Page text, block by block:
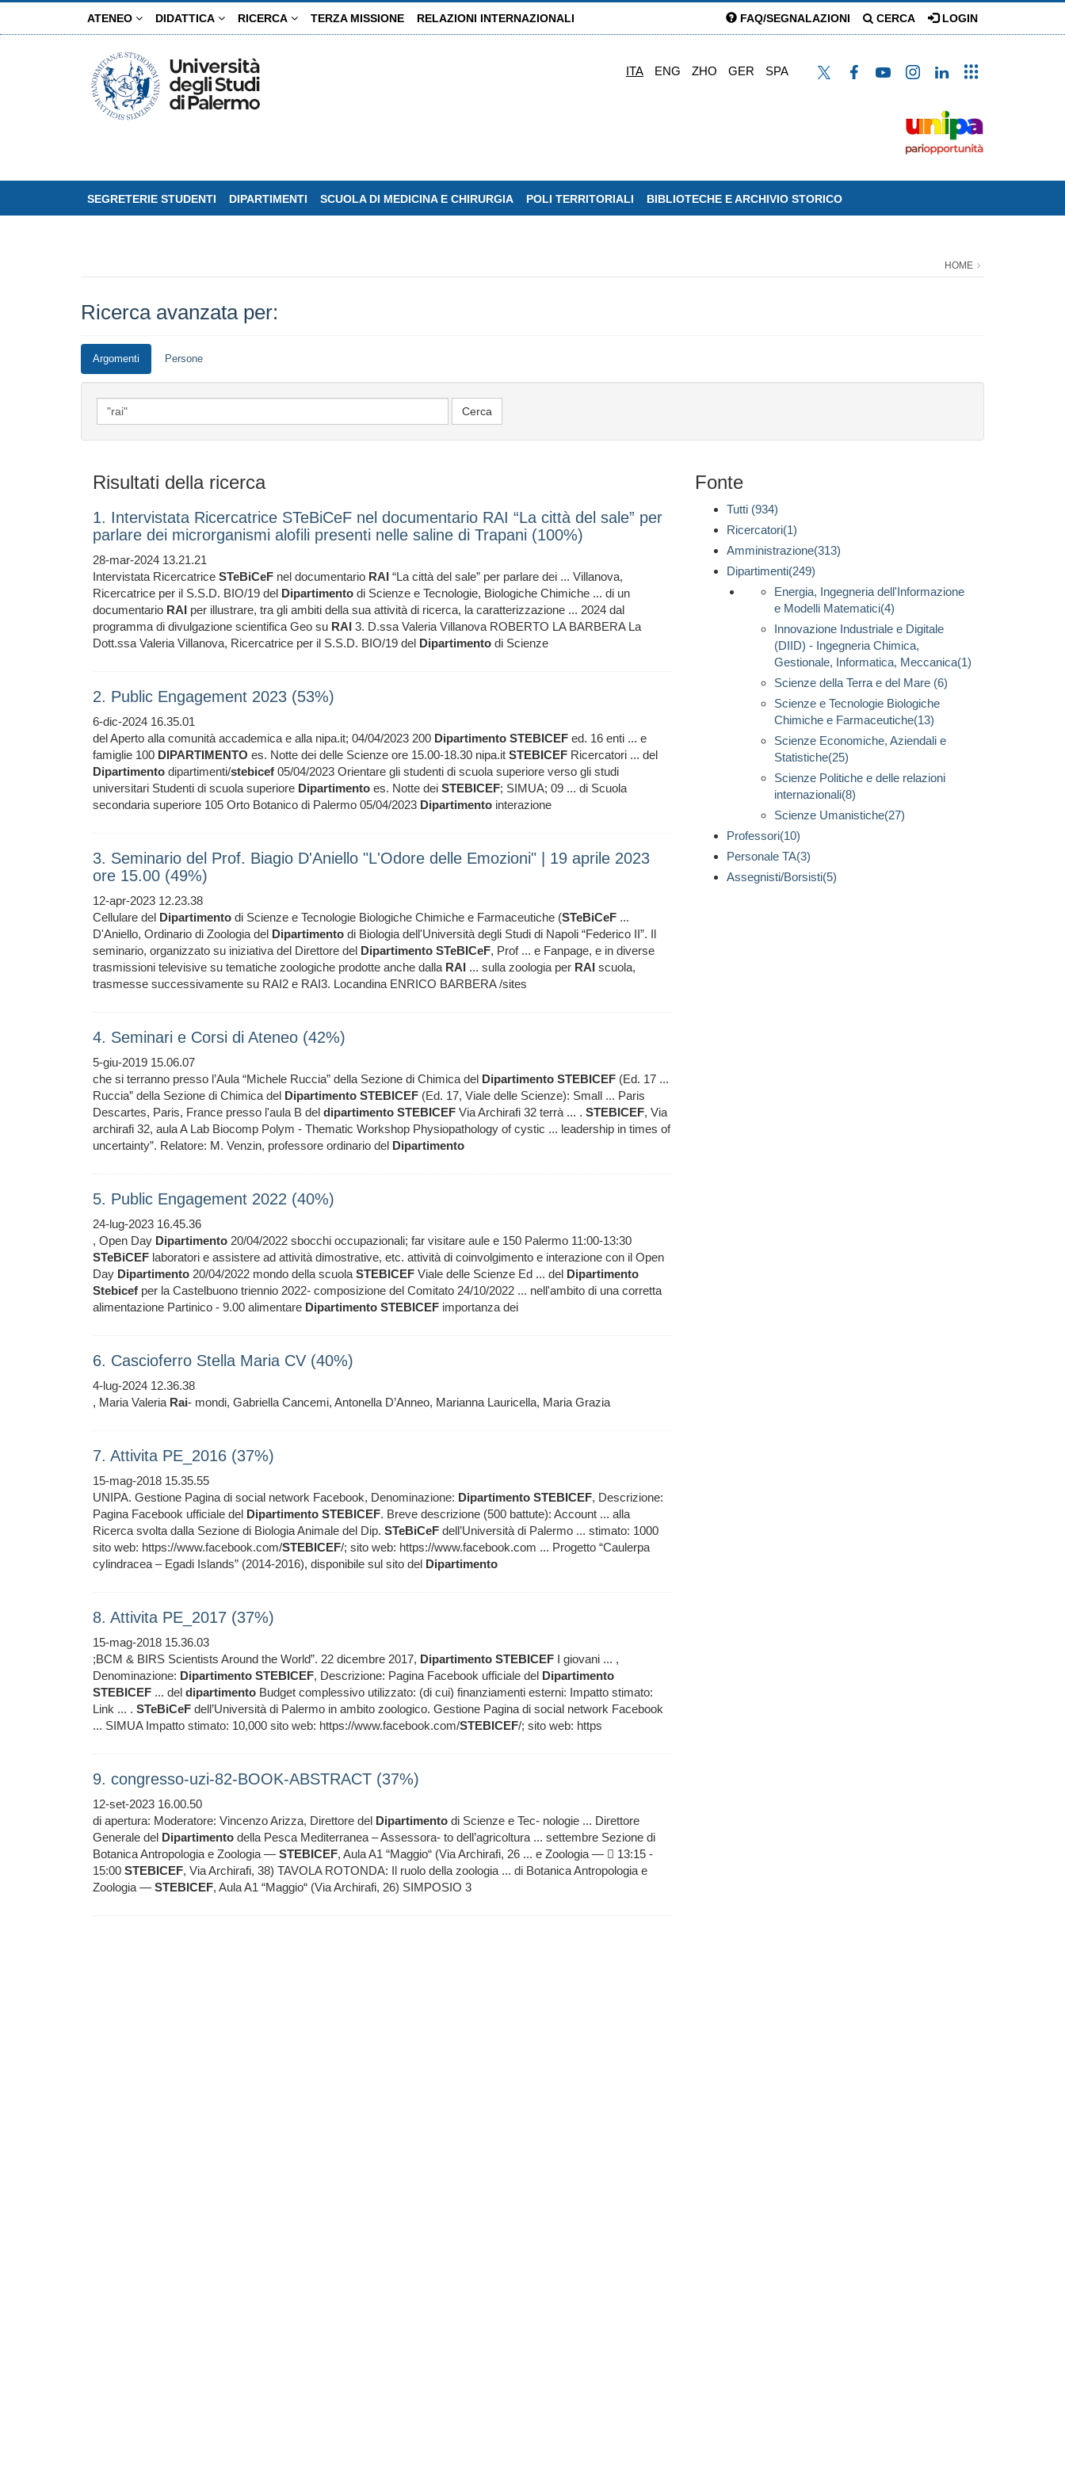
ATENEO DIDATTICA RICERCA TERZA MISSIONE RELAZIONI INTERNAZIONALI FAQ/SEGNALAZIONI CERCA LOGIN
ITA ENG ZHO GER SPA
SEGRETERIE STUDENTI DIPARTIMENTI SCUOLA DI MEDICINA E CHIRURGIA POLI TERRITORIALI BIBLIOTECHE E ARCHIVIO STORICO
HOME
Ricerca avanzata per:
Argomenti Persone
Risultati della ricerca
1. Intervistata Ricercatrice STeBiCeF nel documentario RAI “La città del sale” per
parlare dei microrganismi alofili presenti nelle saline di Trapani (100%)
28-mar-2024 13.21.21
Intervistata Ricercatrice STeBiCeF nel documentario RAI “La città del sale” per parlare dei ... Villanova,
Ricercatrice per il S.S.D. BIO/19 del Dipartimento di Scienze e Tecnologie, Biologiche Chimiche ... di un
documentario RAI per illustrare, tra gli ambiti della sua attività di ricerca, la caratterizzazione ... 2024 dal
programma di divulgazione scientifica Geo su RAI 3. D.ssa Valeria Villanova ROBERTO LA BARBERA La
Dott.ssa Valeria Villanova, Ricercatrice per il S.S.D. BIO/19 del Dipartimento di Scienze
2. Public Engagement 2023 (53%)
6-dic-2024 16.35.01
del Aperto alla comunità accademica e alla nipa.it; 04/04/2023 200 Dipartimento STEBICEF ed. 16 enti ... e
famiglie 100 DIPARTIMENTO es. Notte dei delle Scienze ore 15.00-18.30 nipa.it STEBICEF Ricercatori ... del
Dipartimento dipartimenti/stebicef 05/04/2023 Orientare gli studenti di scuola superiore verso gli studi
universitari Studenti di scuola superiore Dipartimento es. Notte dei STEBICEF; SIMUA; 09 ... di Scuola
secondaria superiore 105 Orto Botanico di Palermo 05/04/2023 Dipartimento interazione
3. Seminario del Prof. Biagio D'Aniello "L'Odore delle Emozioni" | 19 aprile 2023
ore 15.00 (49%)
12-apr-2023 12.23.38
Cellulare del Dipartimento di Scienze e Tecnologie Biologiche Chimiche e Farmaceutiche (STeBiCeF ...
D'Aniello, Ordinario di Zoologia del Dipartimento di Biologia dell'Università degli Studi di Napoli “Federico II”. Il
seminario, organizzato su iniziativa del Direttore del Dipartimento STeBICeF, Prof ... e Fanpage, e in diverse
trasmissioni televisive su tematiche zoologiche prodotte anche dalla RAI ... sulla zoologia per RAI scuola,
trasmesse successivamente su RAI2 e RAI3. Locandina ENRICO BARBERA /sites
4. Seminari e Corsi di Ateneo (42%)
5-giu-2019 15.06.07
che si terranno presso l’Aula “Michele Ruccia” della Sezione di Chimica del Dipartimento STEBICEF (Ed. 17 ...
Ruccia” della Sezione di Chimica del Dipartimento STEBICEF (Ed. 17, Viale delle Scienze): Small ... Paris
Descartes, Paris, France presso l'aula B del dipartimento STEBICEF Via Archirafi 32 terrà ... . STEBICEF, Via
archirafi 32, aula A Lab Biocomp Polym - Thematic Workshop Physiopathology of cystic ... leadership in times of
uncertainty”. Relatore: M. Venzin, professore ordinario del Dipartimento
5. Public Engagement 2022 (40%)
24-lug-2023 16.45.36
, Open Day Dipartimento 20/04/2022 sbocchi occupazionali; far visitare aule e 150 Palermo 11:00-13:30
STeBiCEF laboratori e assistere ad attività dimostrative, etc. attività di coinvolgimento e interazione con il Open
Day Dipartimento 20/04/2022 mondo della scuola STEBICEF Viale delle Scienze Ed ... del Dipartimento
Stebicef per la Castelbuono triennio 2022- composizione del Comitato 24/10/2022 ... nell'ambito di una corretta
alimentazione Partinico - 9.00 alimentare Dipartimento STEBICEF importanza dei
6. Cascioferro Stella Maria CV (40%)
4-lug-2024 12.36.38
, Maria Valeria Rai- mondi, Gabriella Cancemi, Antonella D’Anneo, Marianna Lauricella, Maria Grazia
7. Attivita PE_2016 (37%)
15-mag-2018 15.35.55
UNIPA. Gestione Pagina di social network Facebook, Denominazione: Dipartimento STEBICEF, Descrizione:
Pagina Facebook ufficiale del Dipartimento STEBICEF. Breve descrizione (500 battute): Account ... alla
Ricerca svolta dalla Sezione di Biologia Animale del Dip. STeBiCeF dell’Università di Palermo ... stimato: 1000
sito web: https://www.facebook.com/STEBICEF/; sito web: https://www.facebook.com ... Progetto “Caulerpa
cylindracea – Egadi Islands” (2014-2016), disponibile sul sito del Dipartimento
8. Attivita PE_2017 (37%)
15-mag-2018 15.36.03
;BCM & BIRS Scientists Around the World”. 22 dicembre 2017, Dipartimento STEBICEF I giovani ... ,
Denominazione: Dipartimento STEBICEF, Descrizione: Pagina Facebook ufficiale del Dipartimento
STEBICEF ... del dipartimento Budget complessivo utilizzato: (di cui) finanziamenti esterni: Impatto stimato:
Link ... . STeBiCeF dell’Università di Palermo in ambito zoologico. Gestione Pagina di social network Facebook
... SIMUA Impatto stimato: 10,000 sito web: https://www.facebook.com/STEBICEF/; sito web: https
9. congresso-uzi-82-BOOK-ABSTRACT (37%)
12-set-2023 16.00.50
di apertura: Moderatore: Vincenzo Arizza, Direttore del Dipartimento di Scienze e Tec- nologie ... Direttore
Generale del Dipartimento della Pesca Mediterranea – Assessora- to dell’agricoltura ... settembre Sezione di
Botanica Antropologia e Zoologia — STEBICEF, Aula A1 “Maggio“ (Via Archirafi, 26 ... e Zoologia —  13:15 -
15:00 STEBICEF, Via Archirafi, 38) TAVOLA ROTONDA: Il ruolo della zoologia ... di Botanica Antropologia e
Zoologia — STEBICEF, Aula A1 “Maggio“ (Via Archirafi, 26) SIMPOSIO 3
Fonte
Tutti (934)
Ricercatori(1)
Amministrazione(313)
Dipartimenti(249)
Energia, Ingegneria dell'Informazione
e Modelli Matematici(4)
Innovazione Industriale e Digitale
(DIID) - Ingegneria Chimica,
Gestionale, Informatica, Meccanica(1)
Scienze della Terra e del Mare (6)
Scienze e Tecnologie Biologiche
Chimiche e Farmaceutiche(13)
Scienze Economiche, Aziendali e
Statistiche(25)
Scienze Politiche e delle relazioni
internazionali(8)
Scienze Umanistiche(27)
Professori(10)
Personale TA(3)
Assegnisti/Borsisti(5)